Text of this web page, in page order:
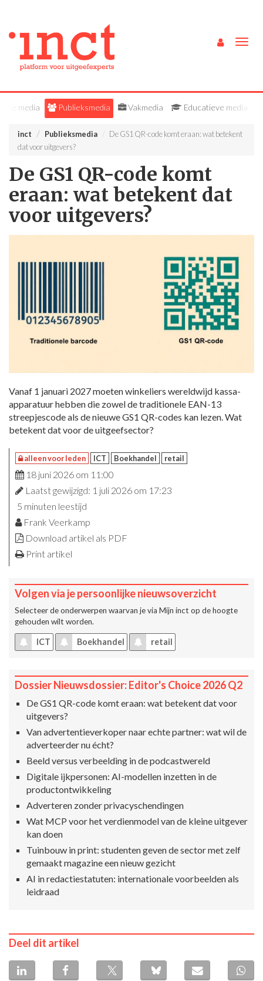
Alle media Publieksmedia Vakmedia Educatieve media
inct Publieksmedia
De GS1 QR-code komt eraan: wat betekent
dat voor uitgevers?
De GS1 QR-code komt
eraan: wat betekent dat
voor uitgevers?
Vanaf 1 januari 2027 moeten winkeliers wereldwijd kassa-
apparatuur hebben die zowel de traditionele EAN-13
streepjescode als de nieuwe GS1 QR-codes kan lezen. Wat
betekent dat voor de uitgeefsector?
alleen voor leden ICT Boekhandel retail
18 juni 2026 om 11:00
Laatst gewijzigd: 1 juli 2026 om 17:23
5 minuten leestijd
Frank Veerkamp
Download artikel als PDF
Print artikel
Volgen via je persoonlijke nieuwsoverzicht
Selecteer de onderwerpen waarvan je via Mijn inct op de hoogte
gehouden wilt worden.
ICT Boekhandel retail
Dossier Nieuwsdossier: Editor's Choice 2026 Q2
De GS1 QR-code komt eraan: wat betekent dat voor
uitgevers?
Van advertentieverkoper naar echte partner: wat wil de
adverteerder nu écht?
Beeld versus verbeelding in de podcastwereld
Digitale ijkpersonen: AI-modellen inzetten in de
productontwikkeling
Adverteren zonder privacyschendingen
Wat MCP voor het verdienmodel van de kleine uitgever
kan doen
Tuinbouw in print: studenten geven de sector met zelf
gemaakt magazine een nieuw gezicht
AI in redactiestatuten: internationale voorbeelden als
leidraad
Deel dit artikel